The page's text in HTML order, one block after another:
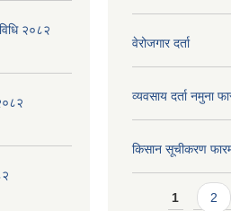
२०८२
वेरोजगार दर्ता
व्यवसाय दर्ता नमुना
किसान सूचीकरण
Pages
1 2